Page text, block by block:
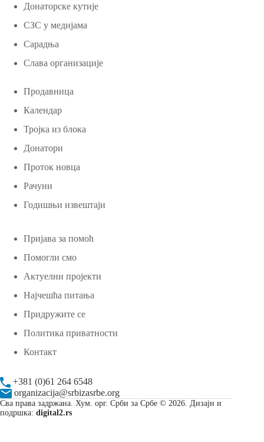
Донаторске кутије
СЗС у медијама
Сарадња
Слава организације
Продавница
Календар
Тројка из блока
Донатори
Проток новца
Рачуни
Годишњи извештаји
Пријава за помоћ
Помогли смо
Актуелни пројекти
Најчешћа питања
Придружите се
Политика приватности
Контакт
+381 (0)61 264 6548
organizacija@srbizasrbe.org
Сва права задржана. Хум. орг. Срби за Србе © 2026. Дизајн и
подршка: digital2.rs